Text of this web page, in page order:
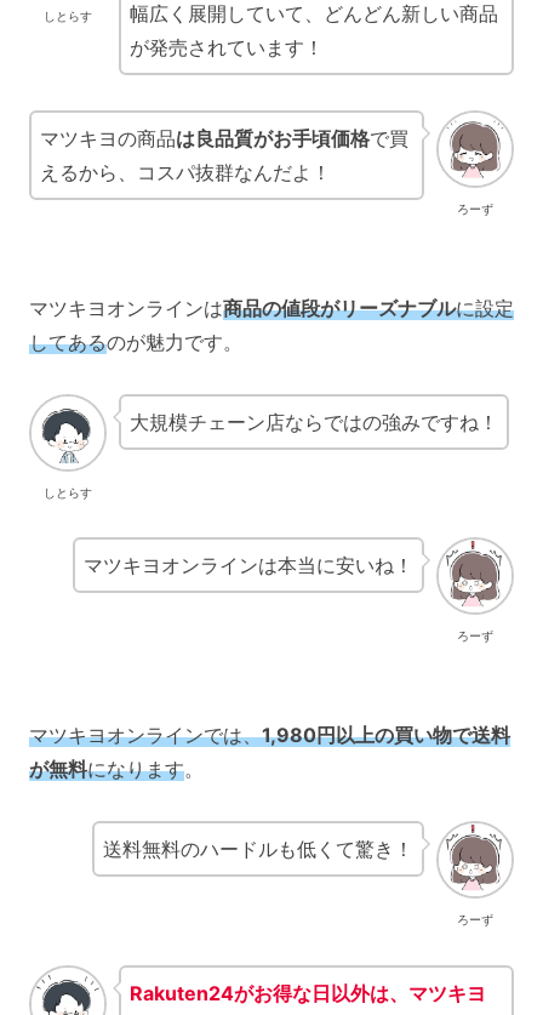
しとらす
幅広く展開していて、どんどん新しい商品
が発売されています！
ろーず
マツキヨの商品は良品質がお手頃価格で買
えるから、コスパ抜群なんだよ！
マツキヨオンラインは商品の値段がリーズナブルに設定
してあるのが魅力です。
しとらす
大規模チェーン店ならではの強みですね！
ろーず
マツキヨオンラインは本当に安いね！
マツキヨオンラインでは、1,980円以上の買い物で送料
が無料になります。
ろーず
送料無料のハードルも低くて驚き！
Rakuten24がお得な日以外は、マツキヨ